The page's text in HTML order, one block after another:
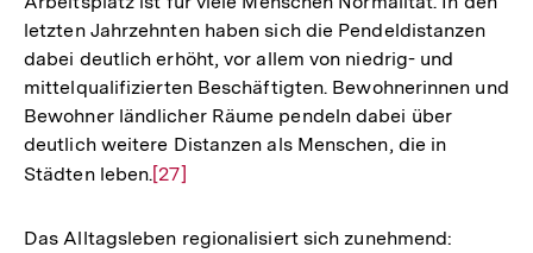
Einrichtungen der Daseinsvorsorge, Freizeitgestaltung
oder politischen Partizipation. Pendeln zum
Arbeitsplatz ist für viele Menschen Normalität. In den
letzten Jahrzehnten haben sich die Pendeldistanzen
dabei deutlich erhöht, vor allem von niedrig- und
mittelqualifizierten Beschäftigten. Bewohnerinnen und
Bewohner ländlicher Räume pendeln dabei über
Städten leben.Zur
[27]